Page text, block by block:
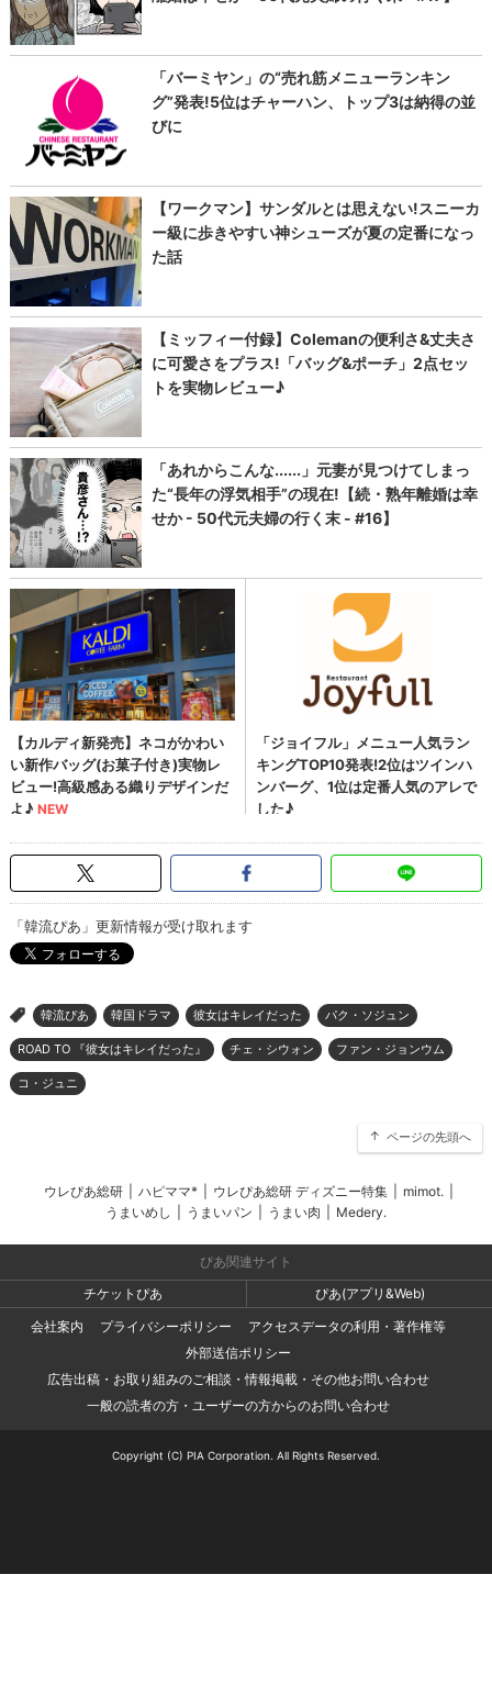
「韓流ぴあ」更新情報が受け取れます
> 韓流ぴあ 韓国ドラマ 彼女はキレイだった パク・ソジュン
ROAD TO 『彼女はキレイだった』 チェ・シウォン ファン・ジョンウム
コ・ジュニ
ページの先頭へ
ウレぴあ総研 ハピママ* ウレぴあ総研 ディズニー特集 mimot.
うまいめし
うまいパン うまい肉 Medery.
ぴあ関連サイト
チケットぴあ
ぴあ(アプリ&Web)
会社案内
プライバシーポリシー
アクセスデータの利用・著作権等
外部送信ポリシー
広告出稿・お取り組みのご相談・情報掲載・その他お問い合わせ
一般の読者の方・ユーザーの方からのお問い合わせ
Copyright (C) PIA Corporation. All Rights Reserved.